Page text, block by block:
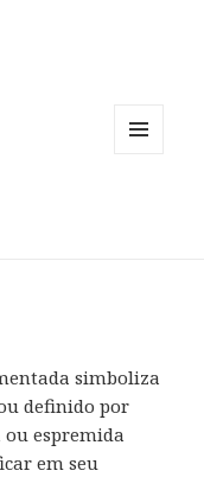
simboliza
definido por
ou espremida
em seu